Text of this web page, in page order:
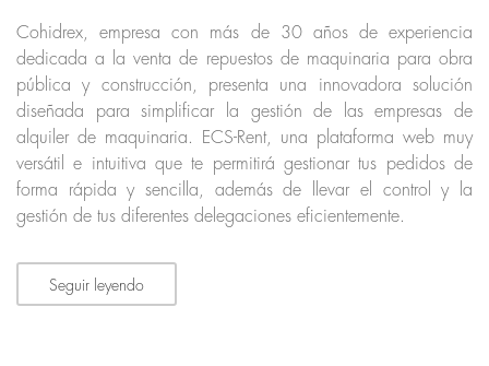
Cohidrex, empresa con más de 30 años de experiencia
dedicada a la venta de repuestos de maquinaria para obra
pública y construcción, presenta una innovadora solución
diseñada para simplificar la gestión de las empresas de
alquiler de maquinaria. ECS-Rent, una plataforma web muy
versátil e intuitiva que te permitirá gestionar tus pedidos de
forma rápida y sencilla, además de llevar el control y la
gestión de tus diferentes delegaciones eficientemente.
Seguir leyendo